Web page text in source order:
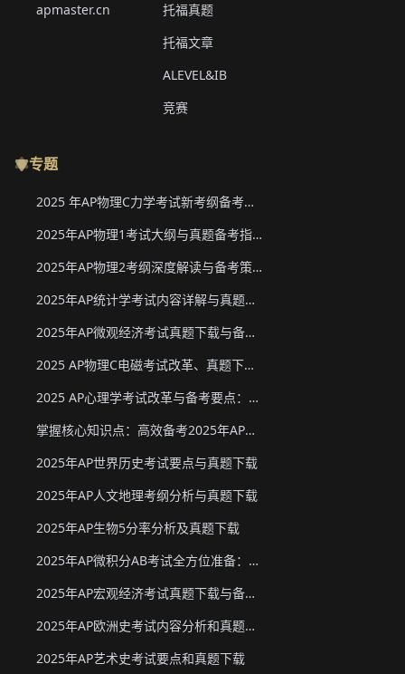
apmaster.cn
托福真题
托福文章
ALEVEL&IB
竞赛
专题
2025 年AP物理C力学考试新考纲备考要点与真题下载
2025年AP物理1考试大纲与真题备考指南
2025年AP物理2考纲深度解读与备考策略
2025年AP统计学考试内容详解与真题教材下载
2025年AP微观经济考试真题下载与备考要点
2025 AP物理C电磁考试改革、真题下载与备考要点
2025 AP心理学考试改革与备考要点：真题下载&教材推荐
掌握核心知识点：高效备考2025年AP化学
2025年AP世界历史考试要点与真题下载
2025年AP人文地理考纲分析与真题下载
2025年AP生物5分率分析及真题下载
2025年AP微积分AB考试全方位准备：真题资源、考试形式与策略
2025年AP宏观经济考试真题下载与备考要点
2025年AP欧洲史考试内容分析和真题下载
2025年AP艺术史考试要点和真题下载